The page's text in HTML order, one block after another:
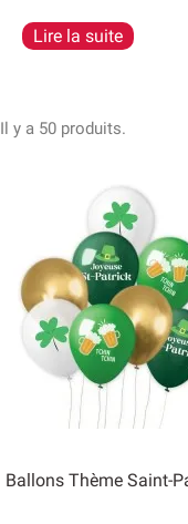
Lire la suite
Il y a 50 produits.
Ballons Thème Saint-